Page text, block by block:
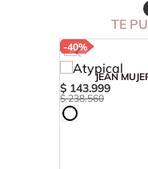
TE
-40%
JEAN
$ 143.999
$ 238.560